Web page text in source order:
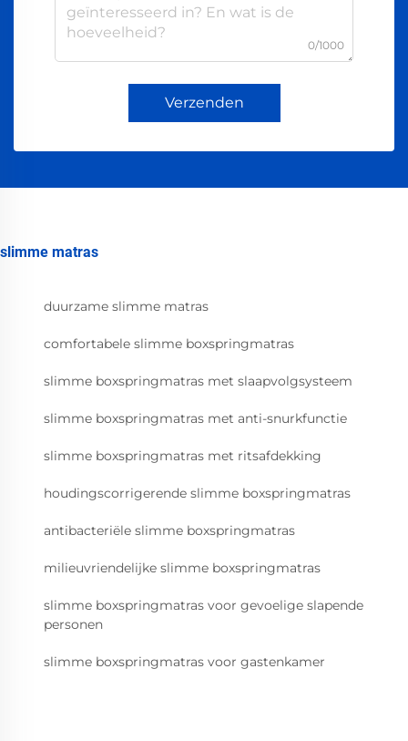
0/1000
Verzenden
slimme matras
duurzame slimme matras
comfortabele slimme boxspringmatras
slimme boxspringmatras met slaapvolgsysteem
slimme boxspringmatras met anti-snurkfunctie
slimme boxspringmatras met ritsafdekking
houdingscorrigerende slimme boxspringmatras
antibacteriële slimme boxspringmatras
milieuvriendelijke slimme boxspringmatras
slimme boxspringmatras voor gevoelige slapende
personen
slimme boxspringmatras voor gastenkamer